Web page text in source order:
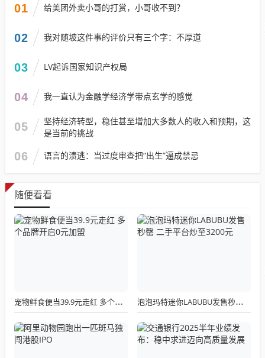
01 给美团外卖小哥的打赏，小哥收不到？
02 我对随坡这件事的评价只有三个字：不厚道
03 LV起诉国家知识产权局
04 我一直认为金融学经济学带点玄学的感觉
05
坚持经济转型，稳住甚至增加大多数人的收入和预期，这
是当前的挑战
06 语言的溃逃：当过度审查把“出生”逼成禁忌
随便看看
宠物鲜食便当39.9元走红 多个品牌开启0元加盟 泡泡玛特迷你LABUBU发售秒罄 二手平台炒至3200元